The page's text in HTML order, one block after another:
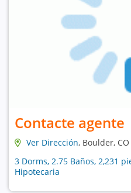
Contacte agente
Ver Dirección, Boulder,
3 Dorms, 2.75 Baños, 2,231
Hipotecaria